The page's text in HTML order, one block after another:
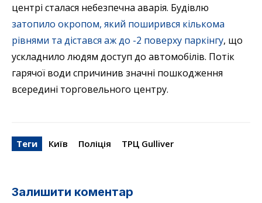
центрі сталася небезпечна аварія. Будівлю
затопило окропом, який поширився кількома
рівнями та дістався аж до -2 поверху паркінгу, що
ускладнило людям доступ до автомобілів. Потік
гарячої води спричинив значні пошкодження
всередині торговельного центру.
Теги Київ Поліція ТРЦ Gulliver
Залишити коментар